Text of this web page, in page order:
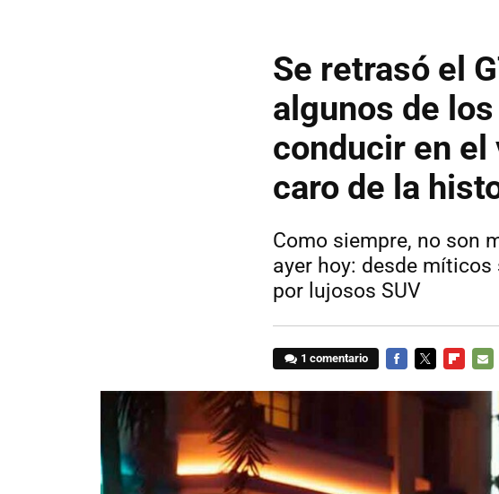
Se retrasó el
algunos de
conducir en el
caro de la
Como siempre, no son
ayer hoy: desde
por lujosos SUV
1 comentario